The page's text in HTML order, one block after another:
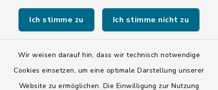
Ich stimme zu Ich stimme nicht zu
Wir weisen darauf hin, dass wir technisch notwendige
Cookies einsetzen, um eine optimale Darstellung unserer
Website zu ermöglichen. Die Einwilligung zur Nutzung
Kontakt
Barrierefreiheit